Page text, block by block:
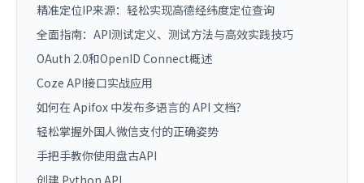
精准定位IP来源：轻松实现高德经纬度定位查询
全面指南：API测试定义、测试方法与高效实践技巧
OAuth 2.0和OpenID Connect概述
Coze API接口实战应用
如何在 Apifox 中发布多语言的 API 文档？
轻松掌握外国人微信支付的正确姿势
手把手教你使用盘古API
创建 Python API